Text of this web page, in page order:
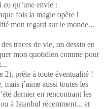
eu qu’une envie :
fois la magie opère !
mon regard sur le monde...
traces de vie, un dessin en
mon quotidien comme pour
2), prête à toute éventualité !
mais j’aime aussi toutes les
dernier en rencontrant les
à Istanbul récemment... et